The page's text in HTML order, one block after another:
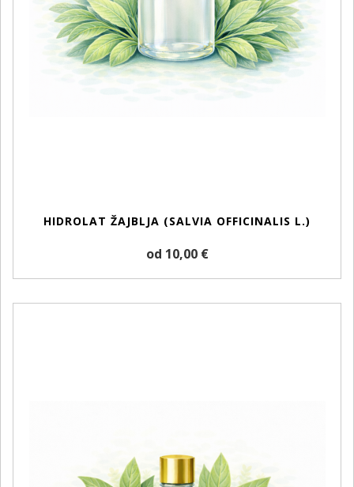
HIDROLAT ŽAJBLJA (SALVIA OFFICINALIS L.)
od 10,00 €